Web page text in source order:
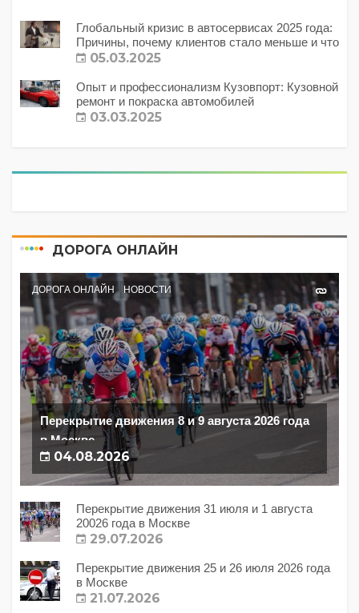
Глобальный кризис в автосервисах 2025 года:
Причины, почему клиентов стало меньше и что
с этим делать?
05.03.2025
Опыт и профессионализм Кузовпорт: Кузовной
ремонт и покраска автомобилей
03.03.2025
ДОРОГА ОНЛАЙН
ДОРОГА ОНЛАЙН НОВОСТИ
Перекрытие движения 8 и 9 августа 2026 года
в Москве
04.08.2026
Перекрытие движения 31 июля и 1 августа
20026 года в Москве
29.07.2026
Перекрытие движения 25 и 26 июля 2026 года
в Москве
21.07.2026